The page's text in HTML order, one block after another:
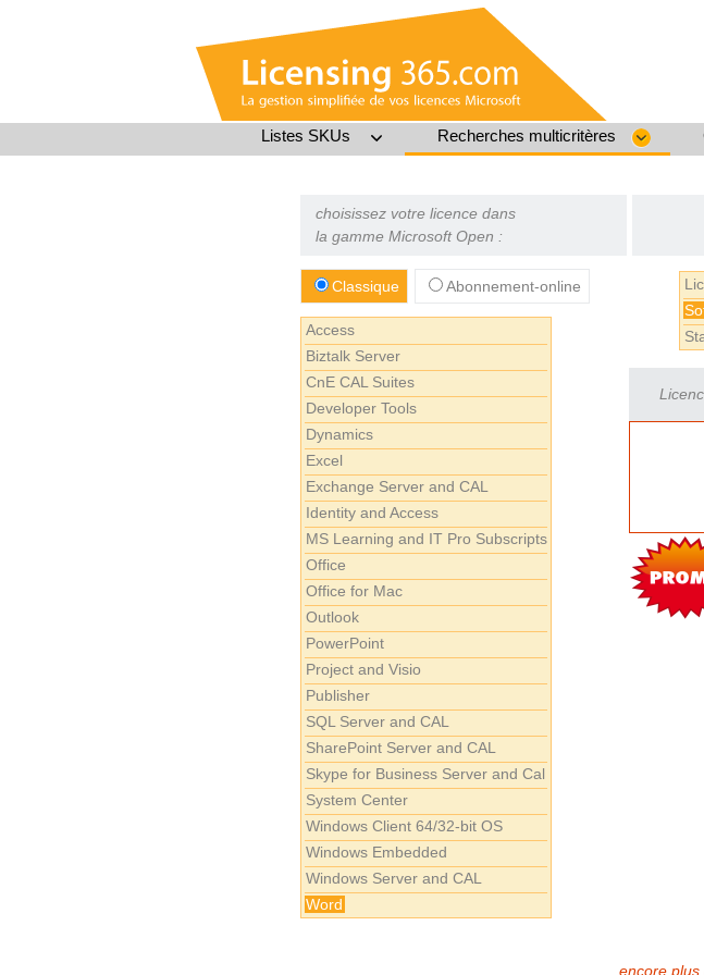
Listes SKUs Recherches multicritères
choisissez votre licence dans
la gamme Microsoft Open :
Classique Abonnement-online
Access
Biztalk Server
CnE CAL Suites
Developer Tools
Dynamics
Excel
Exchange Server and CAL
Identity and Access
MS Learning and IT Pro Subscripts
Office
Office for Mac
Outlook
PowerPoint
Project and Visio
Publisher
SQL Server and CAL
SharePoint Server and CAL
Skype for Business Server and Cal
System Center
Windows Client 64/32-bit OS
Windows Embedded
Windows Server and CAL
Word
encore plus